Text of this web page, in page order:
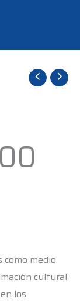
medio
cultural
los